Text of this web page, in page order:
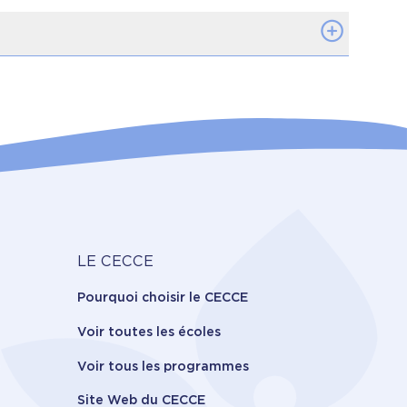
Carrière
LE CECCE
Pourquoi choisir le CECCE
Voir toutes les écoles
Voir tous les programmes
Site Web du CECCE